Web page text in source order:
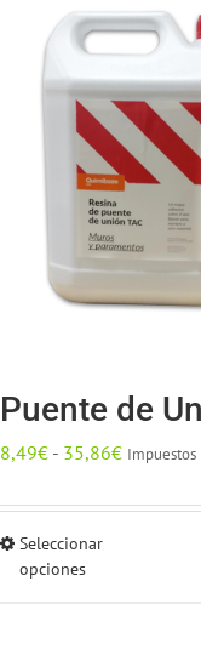
se
pueden
elegir
en
la
página
producto
Puente de
8,49€ - 35,86€Rango
precios:
Seleccionar
opciones